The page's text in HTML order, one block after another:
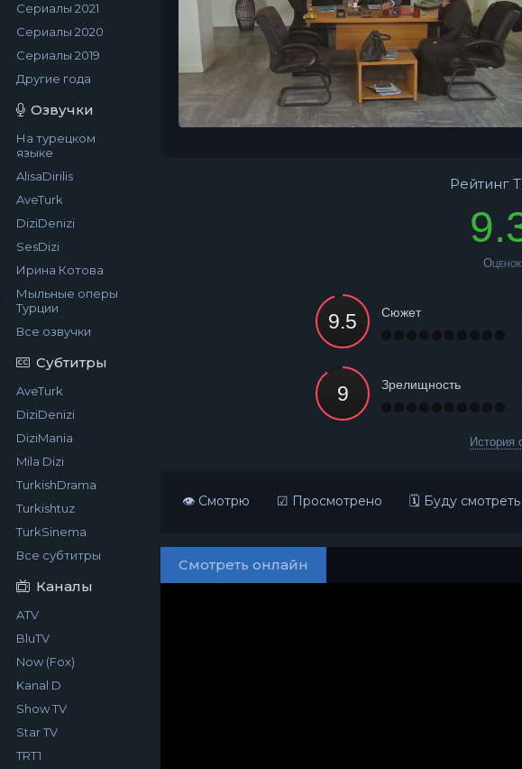
Сериалы 2021
Сериалы 2020
Сериалы 2019
Другие года
Озвучки
На турецком
языке
AlisaDirilis
AveTurk
DiziDenizi
SesDizi
Ирина Котова
Мыльные оперы
Турции
Все озвучки
Субтитры
AveTurk
DiziDenizi
DiziMania
Mila Dizi
TurkishDrama
Turkishtuz
TurkSinema
Все субтитры
Каналы
ATV
BluTV
Now (Fox)
Kanal D
Show TV
Star TV
TRT1
Рейтинг
Сюжет
Зрелищность
История
👁 Смотрю ☑ Просмотрено 🗓 Буду смотреть
Смотреть онлайн